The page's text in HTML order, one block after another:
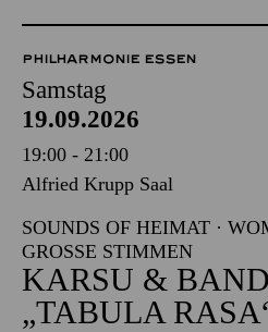
PHILHARMONIE ESSEN
Samstag
19.09.2026
19:00 - 21:00
Alfried Krupp Saal
SOUNDS OF HEIMAT ·
GROSSE STIMMEN
KARSU & BAND
„TABULA